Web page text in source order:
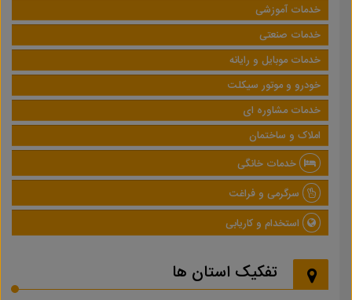
خدمات آموزشی
خدمات صنعتی
خدمات موبایل و رایانه
خودرو و موتور سیکلت
خدمات مشاوره ای
املاک و ساختمان
خدمات خانگی
سرگرمی و فراغت
استخدام و کاریابی
تفکیک استان ها